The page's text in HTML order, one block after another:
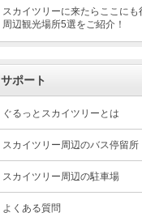
スカイツリーに来たらここに
周辺観光場所5選をご紹介！
サポート
ぐるっとスカイツリーとは
スカイツリー周辺のバス停留所
スカイツリー周辺の駐車場
よくある質問